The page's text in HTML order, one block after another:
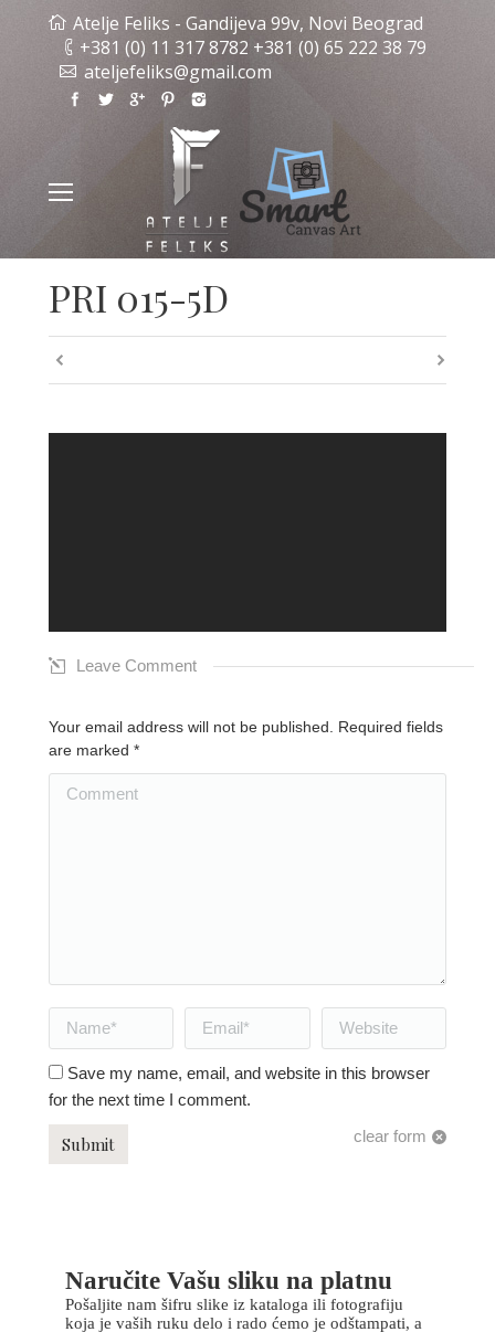
Atelje Feliks - Gandijeva 99v, Novi Beograd
+381 (0) 11 317 8782 +381 (0) 65 222 38 79
ateljefeliks@gmail.com
PRI 015-5D
Leave Comment
Your email address will not be published. Required fields
are marked *
Comment
Name * Email * Website
Save my name, email, and website in this browser
for the next time I comment.
clear form
Submit